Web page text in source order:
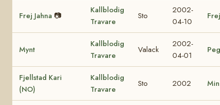
Frej Jahna 📷
Kallblodig
Travare
Sto
2002-
04-10
Mynt
Kallblodig
Travare
Valack
2002-
04-01
Fjellstad Kari
(NO)
Kallblodig
Travare
Sto 2002